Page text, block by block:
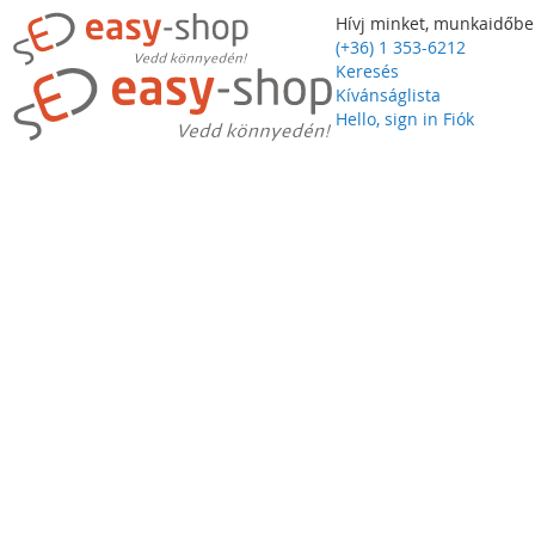
Hívj minket,
(+36) 1 353-6212
Keresés
Kívánságlista
Hello, sign in Fiók